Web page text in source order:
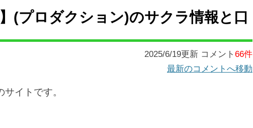
(プロダクション)のサクラ情報と口
2025/6/19更新 コメント 66件
最新のコメントへ移動
イトです。